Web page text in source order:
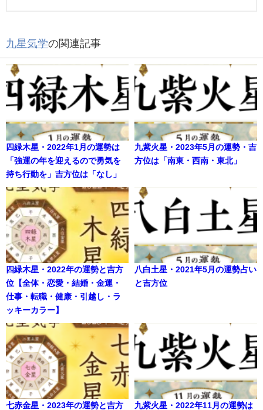
九星気学の関連記事
四緑木星・2022年1月の運勢は
「強運の年を迎えるので勇気を
持ち行動を」吉方位は「なし」
九紫火星・2023年5月の運勢・吉
方位は「南東・西南・東北」
四緑木星・2022年の運勢と吉方
位【全体・恋愛・結婚・金運・
仕事・転職・健康・引越し・ラ
ッキーカラー】
八白土星・2021年5月の運勢占い
と吉方位
七赤金星・2023年の運勢と吉方
九紫火星・2022年11月の運勢は